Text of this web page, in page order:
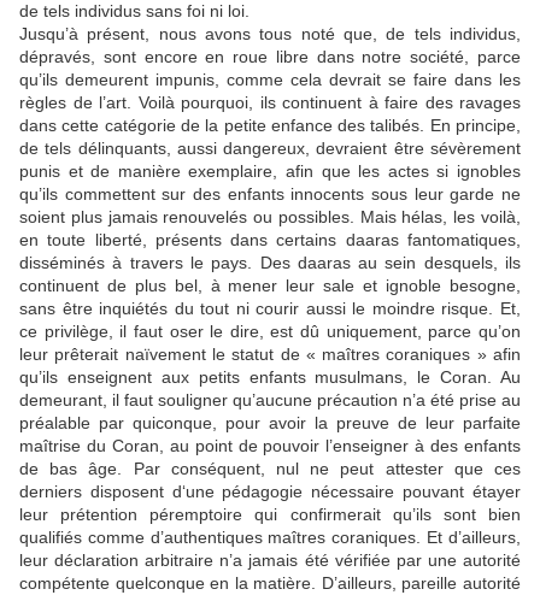
de tels individus sans foi ni loi.
Jusqu’à présent, nous avons tous noté que, de tels individus,
dépravés, sont encore en roue libre dans notre société, parce
qu’ils demeurent impunis, comme cela devrait se faire dans les
règles de l’art. Voilà pourquoi, ils continuent à faire des ravages
dans cette catégorie de la petite enfance des talibés. En principe,
de tels délinquants, aussi dangereux, devraient être sévèrement
punis et de manière exemplaire, afin que les actes si ignobles
qu’ils commettent sur des enfants innocents sous leur garde ne
soient plus jamais renouvelés ou possibles. Mais hélas, les voilà,
en toute liberté, présents dans certains daaras fantomatiques,
disséminés à travers le pays. Des daaras au sein desquels, ils
continuent de plus bel, à mener leur sale et ignoble besogne,
sans être inquiétés du tout ni courir aussi le moindre risque. Et,
ce privilège, il faut oser le dire, est dû uniquement, parce qu’on
leur prêterait naïvement le statut de « maîtres coraniques » afin
qu’ils enseignent aux petits enfants musulmans, le Coran. Au
demeurant, il faut souligner qu’aucune précaution n’a été prise au
préalable par quiconque, pour avoir la preuve de leur parfaite
maîtrise du Coran, au point de pouvoir l’enseigner à des enfants
de bas âge. Par conséquent, nul ne peut attester que ces
derniers disposent d‘une pédagogie nécessaire pouvant étayer
leur prétention péremptoire qui confirmerait qu’ils sont bien
qualifiés comme d’authentiques maîtres coraniques. Et d’ailleurs,
leur déclaration arbitraire n’a jamais été vérifiée par une autorité
compétente quelconque en la matière. D’ailleurs, pareille autorité